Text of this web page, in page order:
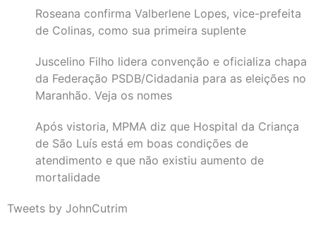
Roseana confirma Valberlene Lopes, vice-prefeita
de Colinas, como sua primeira suplente
Juscelino Filho lidera convenção e oficializa chapa
da Federação PSDB/Cidadania para as eleições no
Maranhão. Veja os nomes
Após vistoria, MPMA diz que Hospital da Criança
de São Luís está em boas condições de
atendimento e que não existiu aumento de
mortalidade
Tweets by JohnCutrim